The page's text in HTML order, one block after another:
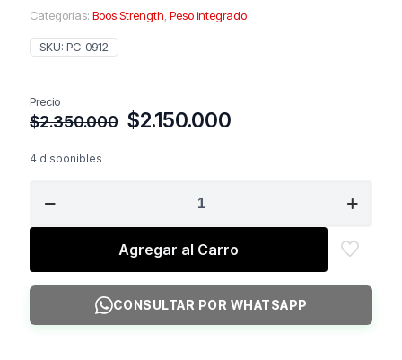
Categorías: Boos Strength Peso integrado
SKU: PC-0912
Precio
$2.350.000 El
$2.350.000.
$2.150.000
4 disponibles
STRENGTH
Linea
King
cantidad
Agregar al Carro
CONSULTAR POR WHATSAPP